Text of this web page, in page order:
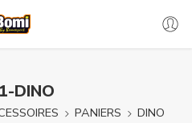
DINO
PANIERS DINO